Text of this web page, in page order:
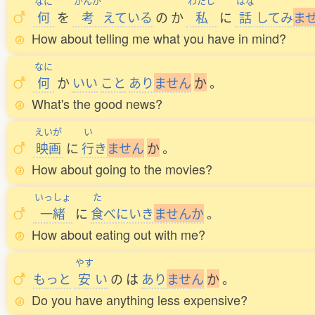
何 を 考 えている の か 私 に 話 してみま
How about telling me what you have in mind?
なに
何 か いい こと あり ません か。
What's the good news?
えいが
映画 に
い
行きません か。
How about going to the movies?
いっしょ
一緒 に
た
食べにいきませんか。
How about eating out with me?
もっと
やす
安 い の は あり ません か。
Do you have anything less expensive?